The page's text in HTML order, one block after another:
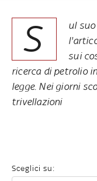
S
ul
sui
ricerca di petrolio
legge. Nei giorni
trivellazioni
Sceglici su: